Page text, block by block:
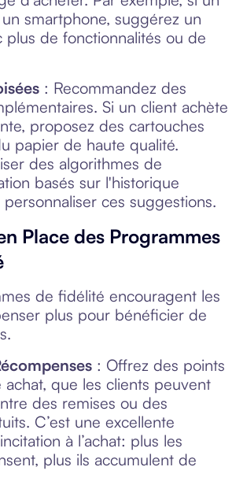
smartphone, suggérez un
plus de fonctionnalités ou de
: Recommandez des
Si un client achète
proposez des cartouches
papier de haute qualité.
des algorithmes de
basés sur l'historique
ces suggestions.
Place des Programmes
de fidélité encouragent les
plus pour bénéficier de
: Offrez des points
que les clients peuvent
des remises ou des
C’est une excellente
à l’achat: plus les
plus ils accumulent de